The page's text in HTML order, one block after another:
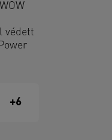
védett
+6